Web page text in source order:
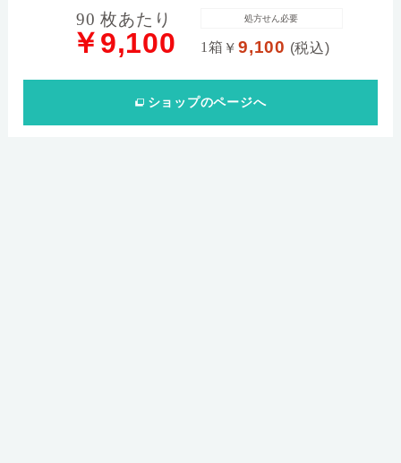
90 枚あたり
￥9,100 1箱 ￥9,100 (税込)
処方せん必要
ショップのページへ